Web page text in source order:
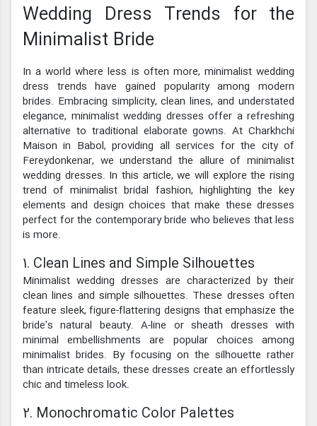
Wedding Dress Trends for the
Minimalist Bride
In a world where less is often more, minimalist wedding
dress trends have gained popularity among modern
brides. Embracing simplicity, clean lines, and understated
elegance, minimalist wedding dresses offer a refreshing
alternative to traditional elaborate gowns. At Charkhchi
Maison in Babol, providing all services for the city of
Fereydonkenar, we understand the allure of minimalist
wedding dresses. In this article, we will explore the rising
trend of minimalist bridal fashion, highlighting the key
elements and design choices that make these dresses
perfect for the contemporary bride who believes that less
is more.
1. Clean Lines and Simple Silhouettes
Minimalist wedding dresses are characterized by their
clean lines and simple silhouettes. These dresses often
feature sleek, figure-flattering designs that emphasize the
bride's natural beauty. A-line or sheath dresses with
minimal embellishments are popular choices among
minimalist brides. By focusing on the silhouette rather
than intricate details, these dresses create an effortlessly
chic and timeless look.
2. Monochromatic Color Palettes